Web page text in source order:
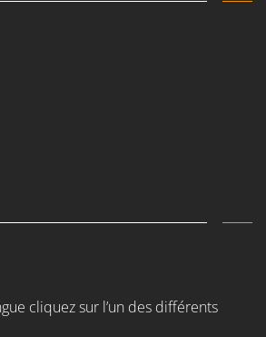
cliquez sur l’un des différents